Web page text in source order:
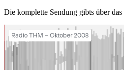
Die komplette Sendung gibts über das